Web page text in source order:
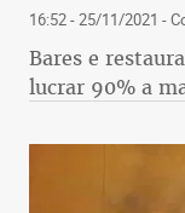
16:52 - 25/11/2021 -
Bares e
lucrar 90% a